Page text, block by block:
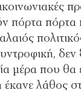
πόρτα
μέρα που θα
λάθος